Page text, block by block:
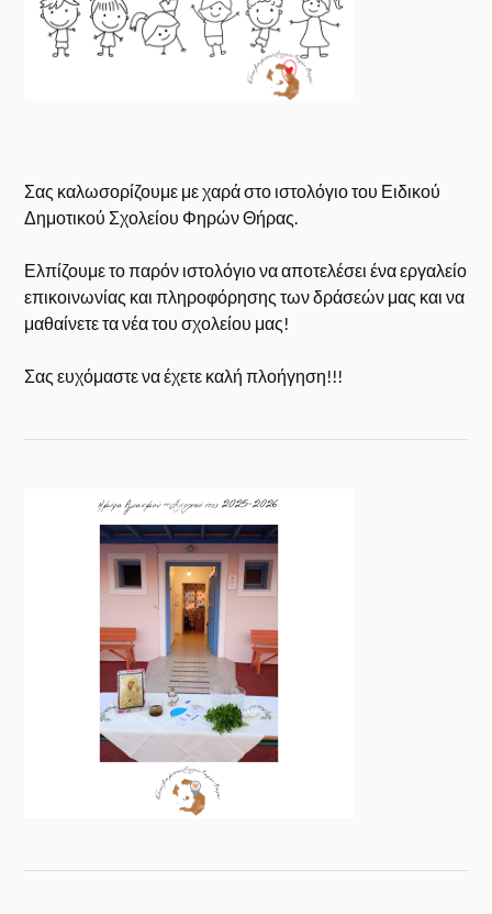
Σας καλωσορίζουμε με χαρά στο ιστολόγιο του Ειδικού
Δημοτικού Σχολείου Φηρών Θήρας.
Ελπίζουμε το παρόν ιστολόγιο να αποτελέσει ένα εργαλείο
επικοινωνίας και πληροφόρησης των δράσεών μας και να
μαθαίνετε τα νέα του σχολείου μας!
Σας ευχόμαστε να έχετε καλή πλοήγηση!!!